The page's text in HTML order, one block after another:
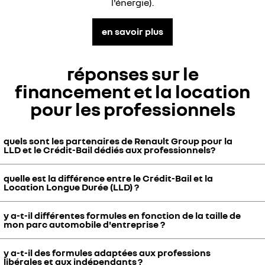
en savoir plus
réponses sur le
financement et la location
pour les professionnels
quels sont les partenaires de Renault Group pour la
LLD et le Crédit-Bail dédiés aux professionnels?
La Location Longue Durée (LLD) pour les professionnels est une offre
de DIAC LOCATION, agissant sous la marque commerciale Mobilize
Lease&Co. Le Crédit-Bail pour les professionnels est une offre de
Diac, agissant sous la marque commerciale Mobilize Financial
Services. Mobilize Lease&Co est une filiale de Mobilize Financial
Services spécialiste de la LLD. Mobilize Financial Services est la
filiale financière de Renault Group pour les marques Renault, Dacia,
Alpine, renew et Mobilize.
quelle est la différence entre le Crédit-Bail et la
Location Longue Durée (LLD) ?
Le Crédit-Bail est une location vous permettant en fin de contrat de
choisir entre l’acquisition ou la restitution de votre véhicule ou de
votre flotte en concession. En Location Longue Durée (LLD), vous
devez restituer la voiture ou le parc automobile en concession en fin
y a-t-il différentes formules en fonction de la taille de
mon parc automobile d'entreprise ?
Que vous soyez untaxi ou VTC, uneauto-écoleou une entreprise
y a-t-il des formules adaptées aux professions
libérales et aux indépendants ?